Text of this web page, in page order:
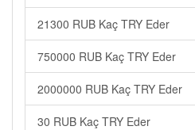
21300 RUB Kaç TRY Eder
750000 RUB Kaç TRY Eder
2000000 RUB Kaç TRY Eder
30 RUB Kaç TRY Eder